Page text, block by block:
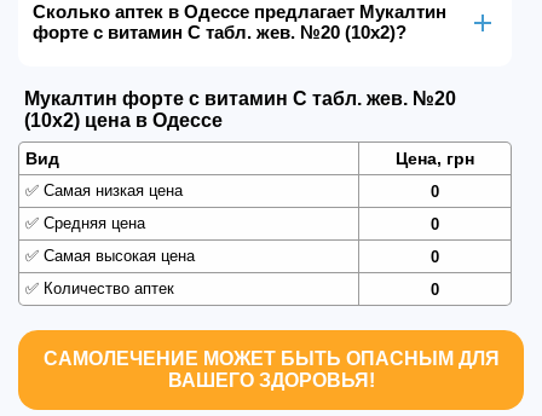
Сколько аптек в Одессе предлагает Мукалтин
форте с витамин С табл. жев. №20 (10х2)?
Мукалтин форте с витамин С табл. жев. №20
(10х2) цена в Одессе
Вид Цена, грн
✅ Самая низкая цена
0
✅ Средняя цена
0
✅ Самая высокая цена
0
✅ Количество аптек 0
САМОЛЕЧЕНИЕ МОЖЕТ БЫТЬ ОПАСНЫМ ДЛЯ
ВАШЕГО ЗДОРОВЬЯ!